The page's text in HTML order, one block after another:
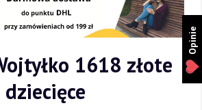
1618 złote
dziecięce
Opinie